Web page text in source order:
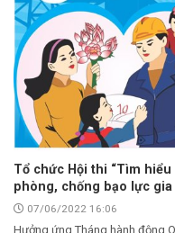
Tổ chức Hội thi “Tìm
phòng, chống bạo lực
07/06/2022 16:06
Hưởng ứng Tháng hành động